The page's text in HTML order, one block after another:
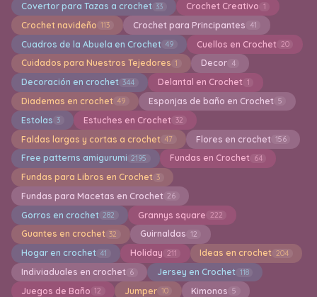
Covertor para Tazas a crochet 33 Crochet Creativo 1
Crochet navideño 113 Crochet para Principantes 41
Cuadros de la Abuela en Crochet 49 Cuellos en Crochet 20
Cuidados para Nuestros Tejedores 1 Decor 4
Decoración en crochet 344 Delantal en Crochet 1
Diademas en crochet 49 Esponjas de baño en Crochet 5
Estolas 3 Estuches en Crochet 32
Faldas largas y cortas a crochet 47 Flores en crochet 156
Free patterns amigurumi 2195 Fundas en Crochet 64
Fundas para Libros en Crochet 3
Fundas para Macetas en Crochet 26
Gorros en crochet 282 Grannys square 222
Guantes en crochet 32 Guirnaldas 12
Hogar en crochet 41 Holiday 211 Ideas en crochet 204
Indiviaduales en crochet 6 Jersey en Crochet 118
Juegos de Baño 12 Jumper 10 Kimonos 5